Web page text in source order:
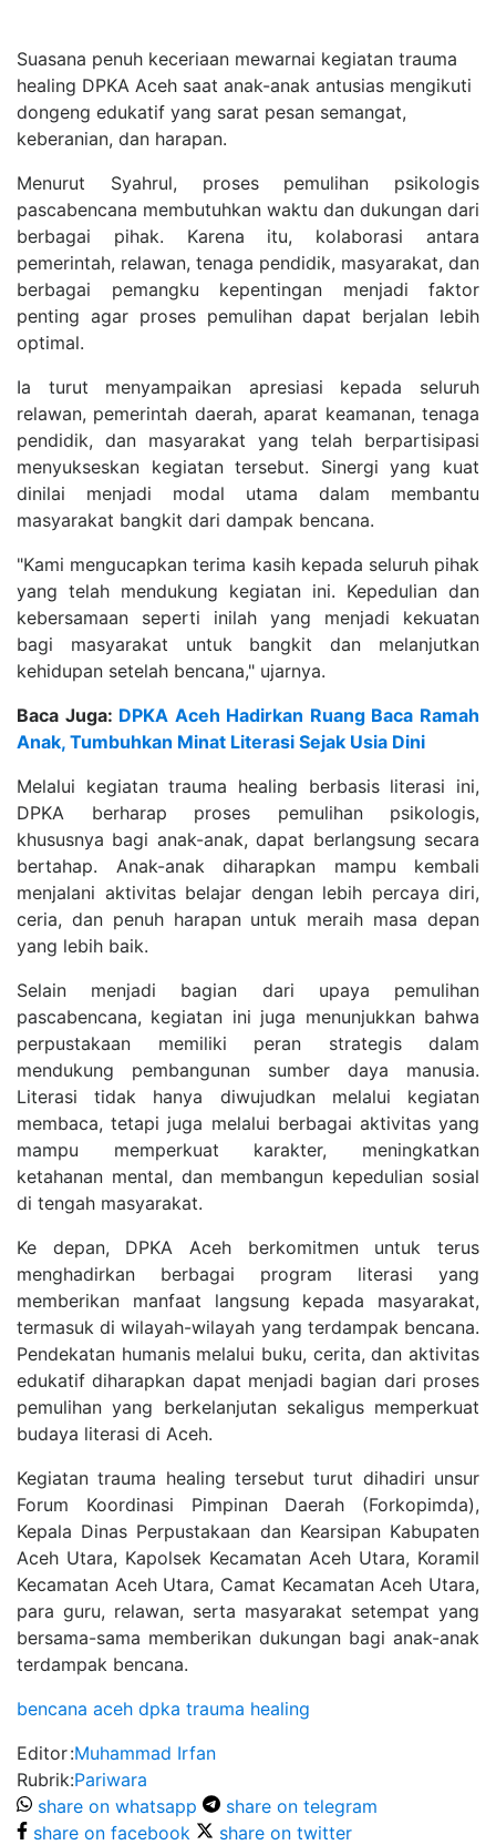
Suasana penuh keceriaan mewarnai kegiatan trauma
healing DPKA Aceh saat anak-anak antusias mengikuti
dongeng edukatif yang sarat pesan semangat,
keberanian, dan harapan.
Menurut Syahrul, proses pemulihan psikologis
pascabencana membutuhkan waktu dan dukungan dari
berbagai pihak. Karena itu, kolaborasi antara
pemerintah, relawan, tenaga pendidik, masyarakat, dan
berbagai pemangku kepentingan menjadi faktor
penting agar proses pemulihan dapat berjalan lebih
optimal.
Ia turut menyampaikan apresiasi kepada seluruh
relawan, pemerintah daerah, aparat keamanan, tenaga
pendidik, dan masyarakat yang telah berpartisipasi
menyukseskan kegiatan tersebut. Sinergi yang kuat
dinilai menjadi modal utama dalam membantu
masyarakat bangkit dari dampak bencana.
"Kami mengucapkan terima kasih kepada seluruh pihak
yang telah mendukung kegiatan ini. Kepedulian dan
kebersamaan seperti inilah yang menjadi kekuatan
bagi masyarakat untuk bangkit dan melanjutkan
kehidupan setelah bencana," ujarnya.
Baca Juga: DPKA Aceh Hadirkan Ruang Baca Ramah
Anak, Tumbuhkan Minat Literasi Sejak Usia Dini
Melalui kegiatan trauma healing berbasis literasi ini,
DPKA berharap proses pemulihan psikologis,
khususnya bagi anak-anak, dapat berlangsung secara
bertahap. Anak-anak diharapkan mampu kembali
menjalani aktivitas belajar dengan lebih percaya diri,
ceria, dan penuh harapan untuk meraih masa depan
yang lebih baik.
Selain menjadi bagian dari upaya pemulihan
pascabencana, kegiatan ini juga menunjukkan bahwa
perpustakaan memiliki peran strategis dalam
mendukung pembangunan sumber daya manusia.
Literasi tidak hanya diwujudkan melalui kegiatan
membaca, tetapi juga melalui berbagai aktivitas yang
mampu memperkuat karakter, meningkatkan
ketahanan mental, dan membangun kepedulian sosial
di tengah masyarakat.
Ke depan, DPKA Aceh berkomitmen untuk terus
menghadirkan berbagai program literasi yang
memberikan manfaat langsung kepada masyarakat,
termasuk di wilayah-wilayah yang terdampak bencana.
Pendekatan humanis melalui buku, cerita, dan aktivitas
edukatif diharapkan dapat menjadi bagian dari proses
pemulihan yang berkelanjutan sekaligus memperkuat
budaya literasi di Aceh.
Kegiatan trauma healing tersebut turut dihadiri unsur
Forum Koordinasi Pimpinan Daerah (Forkopimda),
Kepala Dinas Perpustakaan dan Kearsipan Kabupaten
Aceh Utara, Kapolsek Kecamatan Aceh Utara, Koramil
Kecamatan Aceh Utara, Camat Kecamatan Aceh Utara,
para guru, relawan, serta masyarakat setempat yang
bersama-sama memberikan dukungan bagi anak-anak
terdampak bencana.
bencana aceh dpka trauma healing
Editor:Muhammad Irfan
Rubrik:Pariwara
share on whatsapp
share on telegram
share on facebook
share on twitter